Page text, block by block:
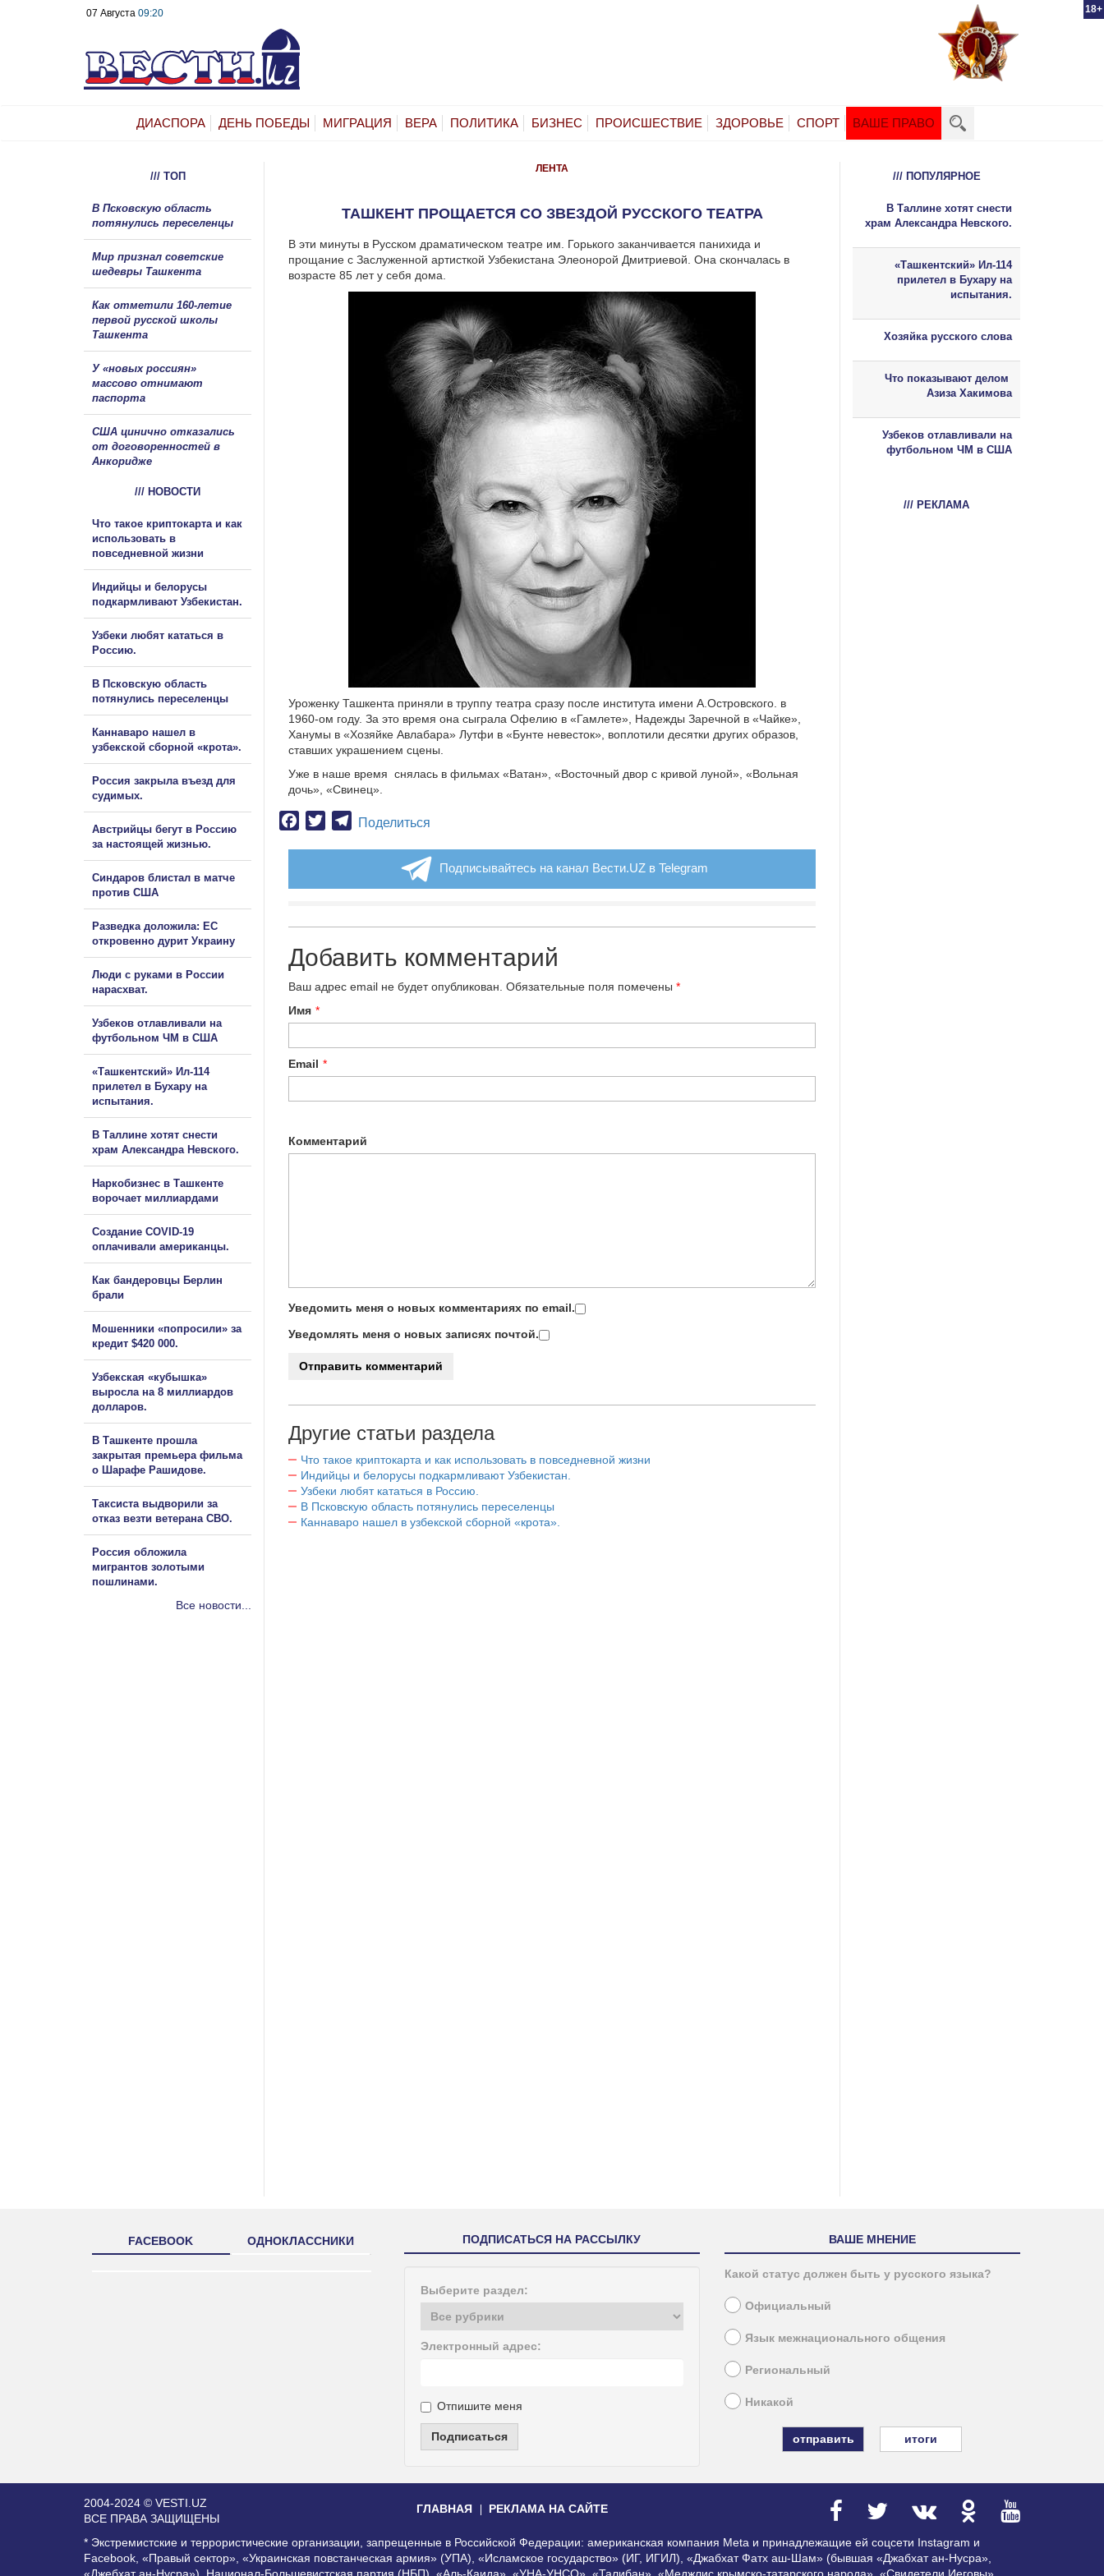
18+
07 Августа 09:20
ДИАСПОРА ДЕНЬ ПОБЕДЫ МИГРАЦИЯ ВЕРА ПОЛИТИКА БИЗНЕС ПРОИСШЕСТВИЕ ЗДОРОВЬЕ СПОРТ ВАШЕ ПРАВО
ЛЕНТА
ТАШКЕНТ ПРОЩАЕТСЯ СО ЗВЕЗДОЙ РУССКОГО ТЕАТРА
В эти минуты в Русском драматическом театре им. Горького заканчивается панихида и
прощание с Заслуженной артисткой Узбекистана Элеонорой Дмитриевой. Она скончалась в
возрасте 85 лет у себя дома.
Уроженку Ташкента приняли в труппу театра сразу после института имени А.Островского. в
1960-ом году. За это время она сыграла Офелию в «Гамлете», Надежды Заречной в «Чайке»,
Ханумы в «Хозяйке Авлабара» Лутфи в «Бунте невесток», воплотили десятки других образов,
ставших украшением сцены.
Уже в наше время снялась в фильмах «Ватан», «Восточный двор с кривой луной», «Вольная
дочь», «Свинец».
Facebook
TwitterTelegram
Поделиться
Подписывайтесь на канал Вести.UZ в Telegram
Добавить комментарий
Ваш адрес email не будет опубликован. Обязательные поля помечены *
Имя *
Email *
Комментарий
Уведомить меня о новых комментариях по email.
Уведомлять меня о новых записях почтой.
Другие статьи раздела
Что такое криптокарта и как использовать в повседневной жизни
Индийцы и белорусы подкармливают Узбекистан.
Узбеки любят кататься в Россию.
В Псковскую область потянулись переселенцы
Каннаваро нашел в узбекской сборной «крота».
/// ТОП
В Псковскую область
потянулись переселенцы
Мир признал советские
шедевры Ташкента
Как отметили 160-летие
первой русской школы
Ташкента
У «новых россиян»
массово отнимают
паспорта
США цинично отказались
от договоренностей в
Анкоридже
/// НОВОСТИ
Что такое криптокарта и как
использовать в
повседневной жизни
Индийцы и белорусы
подкармливают Узбекистан.
Узбеки любят кататься в
Россию.
В Псковскую область
потянулись переселенцы
Каннаваро нашел в
узбекской сборной «крота».
Россия закрыла въезд для
судимых.
Австрийцы бегут в Россию
за настоящей жизнью.
Синдаров блистал в матче
против США
Разведка доложила: ЕС
откровенно дурит Украину
Люди с руками в России
нарасхват.
Узбеков отлавливали на
футбольном ЧМ в США
«Ташкентский» Ил-114
прилетел в Бухару на
испытания.
В Таллине хотят снести
храм Александра Невского.
Наркобизнес в Ташкенте
ворочает миллиардами
Создание COVID-19
оплачивали американцы.
Как бандеровцы Берлин
брали
Мошенники «попросили» за
кредит $420 000.
Узбекская «кубышка»
выросла на 8 миллиардов
долларов.
В Ташкенте прошла
закрытая премьера фильма
о Шарафе Рашидове.
Таксиста выдворили за
отказ везти ветерана СВО.
Россия обложила
мигрантов золотыми
пошлинами.
Все новости...
/// ПОПУЛЯРНОЕ
В Таллине хотят снести
храм Александра Невского.
«Ташкентский» Ил-114
прилетел в Бухару на
испытания.
Хозяйка русского слова
Что показывают делом
Азиза Хакимова
Узбеков отлавливали на
футбольном ЧМ в США
/// РЕКЛАМА
FACEBOOK ОДНОКЛАССНИКИ ПОДПИСАТЬСЯ НА РАССЫЛКУ
Выберите раздел:
Электронный адрес:
Отпишите меня
Подписаться
ВАШЕ МНЕНИЕ
Какой статус должен быть у русского языка?
Официальный
Язык межнационального общения
Региональный
Никакой
итоги
2004-2024 © VESTI.UZ
ВСЕ ПРАВА ЗАЩИЩЕНЫ
ГЛАВНАЯ РЕКЛАМА НА САЙТЕ
* Экстремистские и террористические организации, запрещенные в Российской Федерации: американская компания Meta и принадлежащие ей соцсети Instagram и
Facebook, «Правый сектор», «Украинская повстанческая армия» (УПА), «Исламское государство» (ИГ, ИГИЛ), «Джабхат Фатх аш-Шам» (бывшая «Джабхат ан-Нусра»,
«Джебхат ан-Нусра»), Национал-Большевистская партия (НБП), «Аль-Каида», «УНА-УНСО», «Талибан», «Меджлис крымско-татарского народа», «Свидетели Иеговы»,